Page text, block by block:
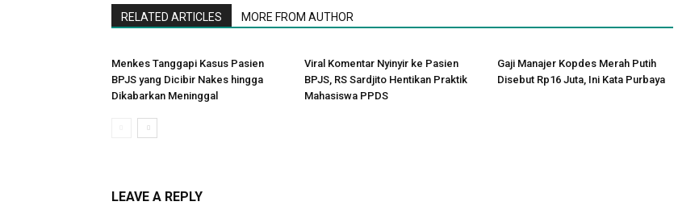
RELATED ARTICLES MORE FROM AUTHOR
Menkes Tanggapi Kasus Pasien
BPJS yang Dicibir Nakes hingga
Dikabarkan Meninggal
Viral Komentar Nyinyir ke Pasien
BPJS, RS Sardjito Hentikan Praktik
Mahasiswa PPDS
Gaji Manajer Kopdes Merah Putih
Disebut Rp16 Juta, Ini Kata Purbaya
LEAVE A REPLY